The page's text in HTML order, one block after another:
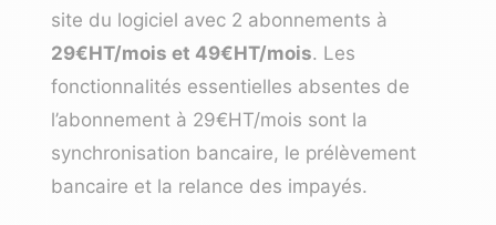
site du logiciel avec 2 abonnements à
29€HT/mois et 49€HT/mois. Les
fonctionnalités essentielles absentes de
l’abonnement à 29€HT/mois sont la
synchronisation bancaire, le prélèvement
bancaire et la relance des impayés.